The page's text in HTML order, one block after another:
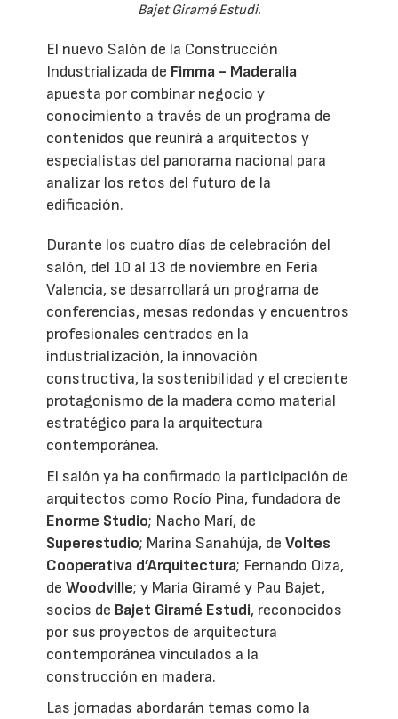
Bajet Giramé Estudi.
El nuevo Salón de la Construcción
Industrializada de Fimma - Maderalia
apuesta por combinar negocio y
conocimiento a través de un programa de
contenidos que reunirá a arquitectos y
especialistas del panorama nacional para
analizar los retos del futuro de la
edificación.
Durante los cuatro días de celebración del
salón, del 10 al 13 de noviembre en Feria
Valencia, se desarrollará un programa de
conferencias, mesas redondas y encuentros
profesionales centrados en la
industrialización, la innovación
constructiva, la sostenibilidad y el creciente
protagonismo de la madera como material
estratégico para la arquitectura
contemporánea.
El salón ya ha confirmado la participación de
arquitectos como Rocío Pina, fundadora de
Enorme Studio; Nacho Marí, de
Superestudio; Marina Sanahúja, deVoltes
Cooperativa d’Arquitectura; Fernando Oiza,
deWoodville; y María Giramé y Pau Bajet,
socios de Bajet Giramé Estudi, reconocidos
por sus proyectos de arquitectura
contemporánea vinculados a la
construcción en madera.
Las jornadas abordarán temas como la